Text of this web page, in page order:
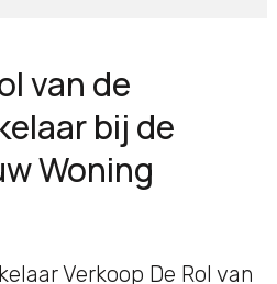
van de
bij de
Woning
Verkoop De Rol van